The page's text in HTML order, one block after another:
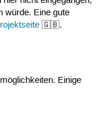
würde. Eine gute
🇬🇧.
Einige